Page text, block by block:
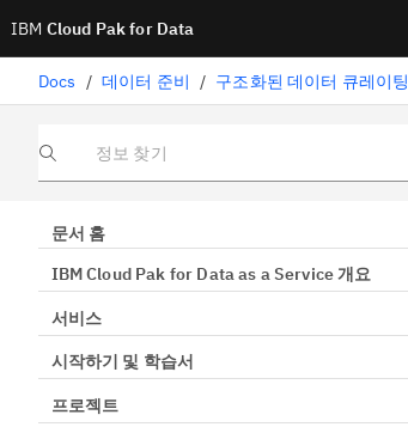
IBM Cloud Pak for Data
Docs / 데이터 준비 / 구조화된 데이터 큐레이팅
정보 찾기
문서 홈
IBM Cloud Pak for Data as a Service 개요
서비스
시작하기 및 학습서
프로젝트